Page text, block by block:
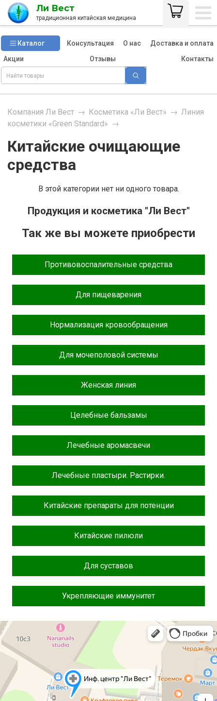
Ли Вест
традиционная китайская медицина
Каталог Консультация О нас
Доставка и оплата
Акции
Отзывы Контакты
Компания Ли Вест → Косметика «Ли Вест» → Линия
косметики «Green Standard» →
Китайские очищающие
средства
В этой категории нет ни одного товара.
Продукция и косметика "Ли Вест"
Так же вы можете приобрести
Противовоспалительные средства
Для пищеварения
Нормализация кровообращения
Для мочеполовой системы
Женская линия
Целебные бальзамы
Лечебные аромасвечи
Лечебные пластыри. Растирки.
Китайские препараты для потенции
Китайские пилюли
Для суставов
Укрепляющие иммунитет